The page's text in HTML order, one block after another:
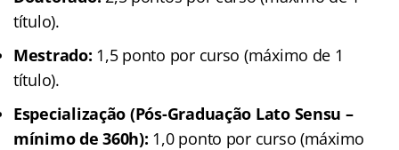
título).
Mestrado: 1,5 ponto por curso (máximo de 1
título).
Especialização (Pós-Graduação Lato Sensu –
mínimo de 360h): 1,0 ponto por curso (máximo